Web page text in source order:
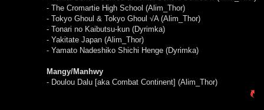
- The Cromartie High School (Alim_Thor)
- Tokyo Ghoul & Tokyo Ghoul √A (Alim_Thor)
- Tonari no Kaibutsu-kun (Dyrimka)
- Yakitate Japan (Alim_Thor)
- Yamato Nadeshiko Shichi Henge (Dyrimka)
Mangy/Manhwy
- Doulou Dalu [aka Combat Continent] (Alim_Thor)